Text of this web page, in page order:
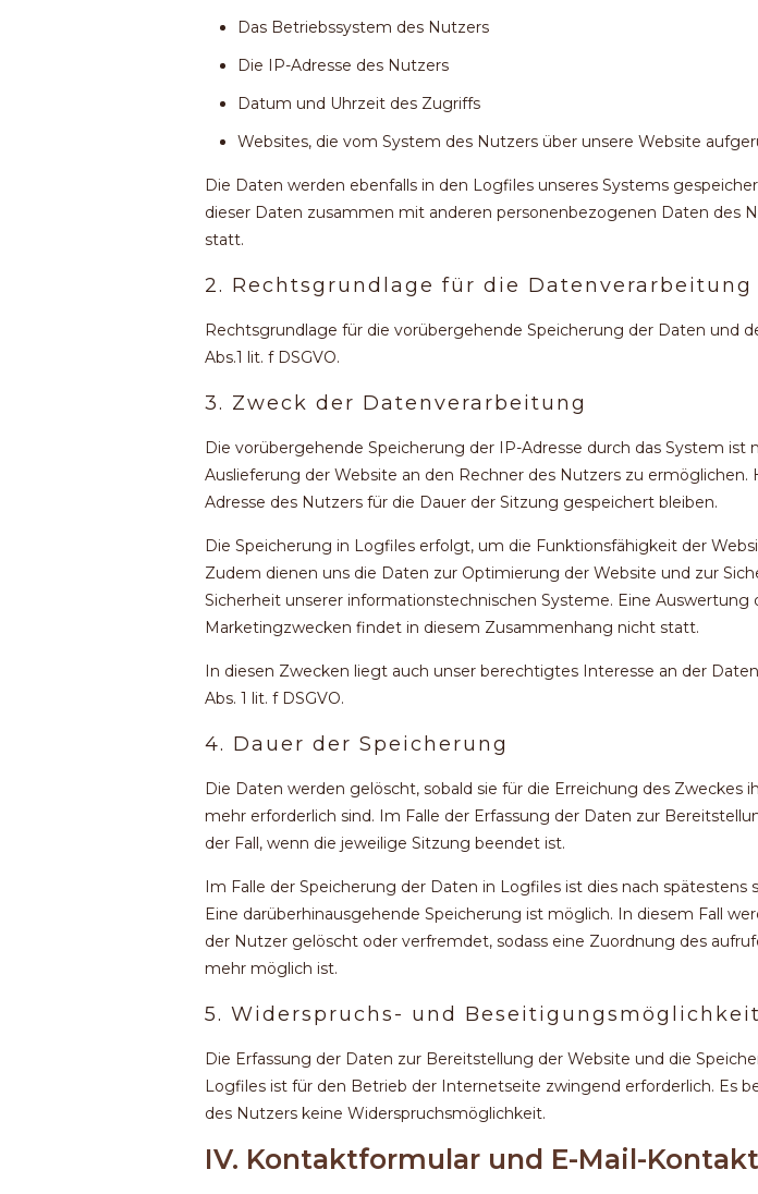
Das Betriebssystem des Nutzers
Die IP-Adresse des Nutzers
Datum und Uhrzeit des Zugriffs
Websites, die vom System des Nutzers über unsere Website
Die Daten werden ebenfalls in den Logfiles unseres Systems
dieser Daten zusammen mit anderen personenbezogenen Daten des
statt.
2. Rechtsgrundlage für die Datenverarbeitung
Rechtsgrundlage für die vorübergehende Speicherung der Daten und
Abs.1 lit. f DSGVO.
3. Zweck der Datenverarbeitung
Die vorübergehende Speicherung der IP-Adresse durch das System ist
Auslieferung der Website an den Rechner des Nutzers zu ermöglichen.
Adresse des Nutzers für die Dauer der Sitzung gespeichert bleiben.
Die Speicherung in Logfiles erfolgt, um die Funktionsfähigkeit der
Zudem dienen uns die Daten zur Optimierung der Website und zur
Sicherheit unserer informationstechnischen Systeme. Eine Auswertung
Marketingzwecken findet in diesem Zusammenhang nicht statt.
In diesen Zwecken liegt auch unser berechtigtes Interesse an der
Abs. 1 lit. f DSGVO.
4. Dauer der Speicherung
Die Daten werden gelöscht, sobald sie für die Erreichung des Zweckes
mehr erforderlich sind. Im Falle der Erfassung der Daten zur
der Fall, wenn die jeweilige Sitzung beendet ist.
Im Falle der Speicherung der Daten in Logfiles ist dies nach spätestens
Eine darüberhinausgehende Speicherung ist möglich. In diesem Fall
der Nutzer gelöscht oder verfremdet, sodass eine Zuordnung des
mehr möglich ist.
5. Widerspruchs- und Beseitigungsmöglichkeit
Die Erfassung der Daten zur Bereitstellung der Website und die
Logfiles ist für den Betrieb der Internetseite zwingend erforderlich. Es
des Nutzers keine Widerspruchsmöglichkeit.
IV. Kontaktformular und E-Mail-Kontakt